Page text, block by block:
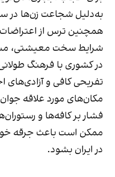
به‌دلیل شجاعت زن‌ها در
همچنین ترس از
شرایط سخت معیشتی،
در کشوری با فرهنگ
تفریحی کافی و آزادی‌های
مکان‌های مورد علاقه
فشار بر کافه‌ها و
ممکن است باعث جرقه
در ایران بشود.